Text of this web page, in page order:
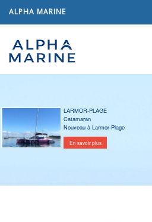
ALPHA MARINE
LARMOR-PLAGE
Catamaran
Nouveau à Larmor-Plage
En savoir plus